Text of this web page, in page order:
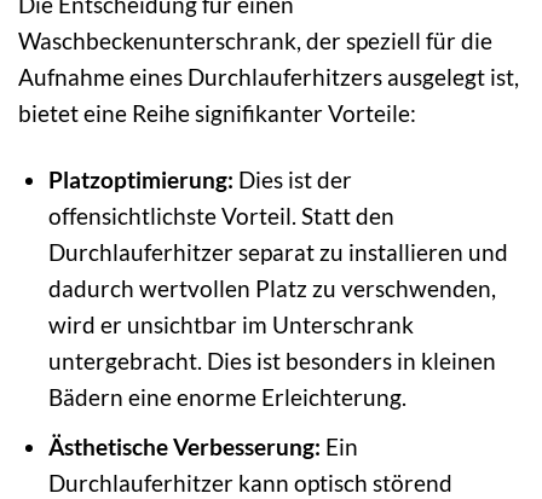
Waschbeckenunterschrank, der speziell für die
Aufnahme eines Durchlauferhitzers ausgelegt ist,
bietet eine Reihe signifikanter Vorteile:
Platzoptimierung: Dies ist der
offensichtlichste Vorteil. Statt den
Durchlauferhitzer separat zu installieren und
dadurch wertvollen Platz zu verschwenden,
wird er unsichtbar im Unterschrank
untergebracht. Dies ist besonders in kleinen
Bädern eine enorme Erleichterung.
Ästhetische Verbesserung: Ein
Durchlauferhitzer kann optisch störend